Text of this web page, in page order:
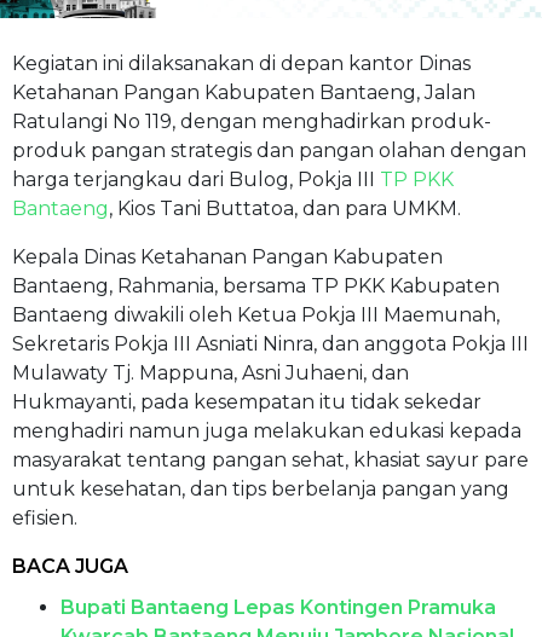
Kegiatan ini dilaksanakan di depan kantor Dinas
Ketahanan Pangan Kabupaten Bantaeng, Jalan
Ratulangi No 119, dengan menghadirkan produk-
produk pangan strategis dan pangan olahan dengan
harga terjangkau dari Bulog, Pokja III TP PKK
Bantaeng, Kios Tani Buttatoa, dan para UMKM.
Kepala Dinas Ketahanan Pangan Kabupaten
Bantaeng, Rahmania, bersama TP PKK Kabupaten
Bantaeng diwakili oleh Ketua Pokja III Maemunah,
Sekretaris Pokja III Asniati Ninra, dan anggota Pokja III
Mulawaty Tj. Mappuna, Asni Juhaeni, dan
Hukmayanti, pada kesempatan itu tidak sekedar
menghadiri namun juga melakukan edukasi kepada
masyarakat tentang pangan sehat, khasiat sayur pare
untuk kesehatan, dan tips berbelanja pangan yang
efisien.
BACA JUGA
Bupati Bantaeng Lepas Kontingen Pramuka